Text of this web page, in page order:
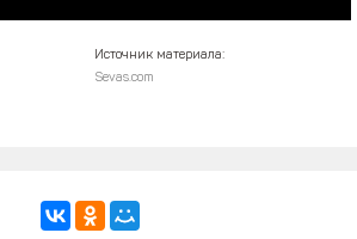
Источник материала:
Sevas.com